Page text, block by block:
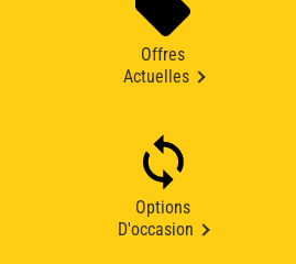
Offres
Actuelles
Options
D'occasion